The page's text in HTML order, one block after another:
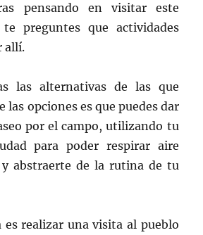
pensando en visitar este
preguntes que actividades
allí.
las alternativas de las que
las opciones es que puedes dar
por el campo, utilizando tu
para poder respirar aire
abstraerte de la rutina de tu
realizar una visita al pueblo